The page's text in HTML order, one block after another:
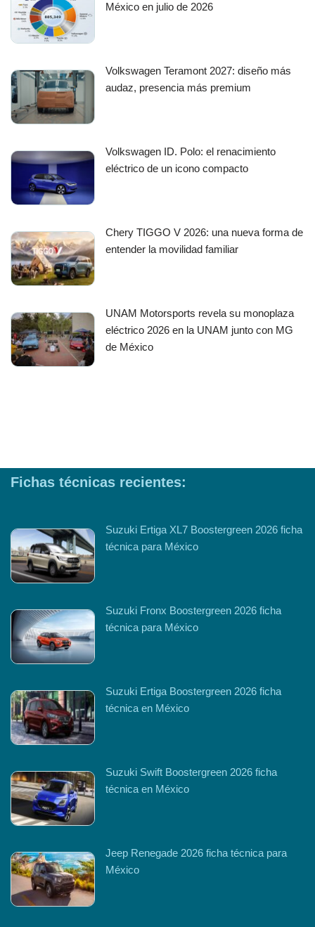
México en julio de 2026
Volkswagen Teramont 2027: diseño más
audaz, presencia más premium
Volkswagen ID. Polo: el renacimiento
eléctrico de un icono compacto
Chery TIGGO V 2026: una nueva forma de
entender la movilidad familiar
UNAM Motorsports revela su monoplaza
eléctrico 2026 en la UNAM junto con MG
de México
Fichas técnicas recientes:
Suzuki Ertiga XL7 Boostergreen 2026 ficha
técnica para México
Suzuki Fronx Boostergreen 2026 ficha
técnica para México
Suzuki Ertiga Boostergreen 2026 ficha
técnica en México
Suzuki Swift Boostergreen 2026 ficha
técnica en México
Jeep Renegade 2026 ficha técnica para
México